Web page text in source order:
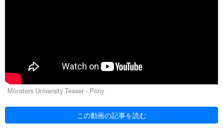
Monsters University Teaser - Pony
この動画の記事を読む